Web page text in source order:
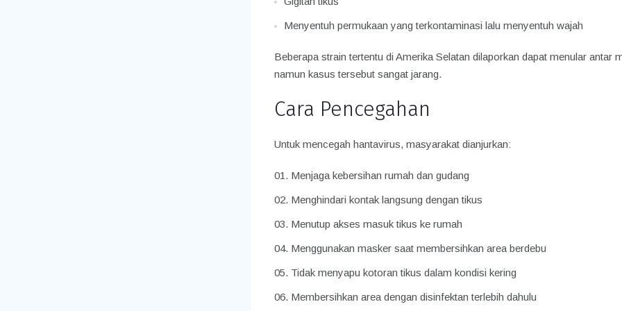
Menyentuh permukaan yang terkontaminasi lalu menyentuh wajah
Beberapa strain tertentu di Amerika Selatan dilaporkan dapat menular antar
namun kasus tersebut sangat jarang.
Cara Pencegahan
Untuk mencegah hantavirus, masyarakat dianjurkan:
Menjaga kebersihan rumah dan gudang
Menghindari kontak langsung dengan tikus
Menutup akses masuk tikus ke rumah
Menggunakan masker saat membersihkan area berdebu
Tidak menyapu kotoran tikus dalam kondisi kering
Membersihkan area dengan disinfektan terlebih dahulu